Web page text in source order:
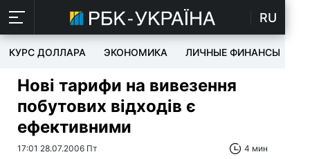
RU
КУРС ДОЛЛАРА ЭКОНОМИКА ЛИЧНЫЕ ФИНАНСЫ
Нові тарифи на вивезення
побутових відходів є
ефективними
17:01 28.07.2006 Пт 4 мин